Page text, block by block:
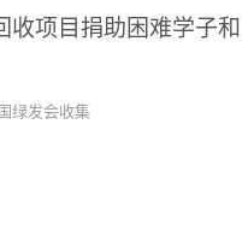
收项目捐助困难学子和
绿发会收集